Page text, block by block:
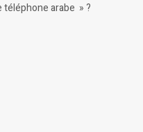
téléphone arabe » ?